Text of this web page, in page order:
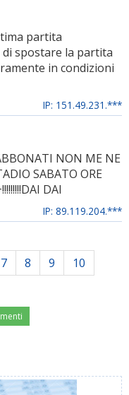
partita
spostare la partita
in condizioni
IP: 151.49.231.***
NON ME NE
SABATO ORE
DAI
IP: 89.119.204.***
7 8 9 10